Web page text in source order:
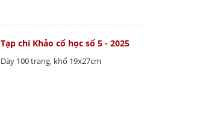
Tạp chí Khảo cổ học số 5 - 2025
Dày 100 trang, khổ 19x27cm